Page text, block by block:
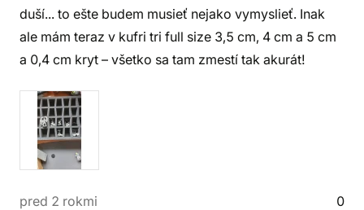
duší... to ešte budem musieť nejako vymyslieť. Inak
ale mám teraz v kufri tri full size 3,5 cm, 4 cm a 5 cm
a 0,4 cm kryt – všetko sa tam zmestí tak akurát!
pred 2 rokmi 0